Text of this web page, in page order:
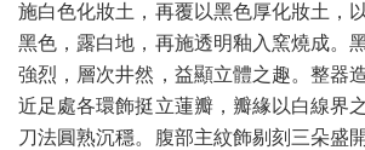
施白色化妝土，再覆以黑色厚化妝土，
黑色，露白地，再施透明釉入窯燒成。
強烈，層次井然，益顯立體之趣。整器
近足處各環飾挺立蓮瓣，瓣緣以白線界
刀法圓熟沉穩。腹部主紋飾剔刻三朵盛